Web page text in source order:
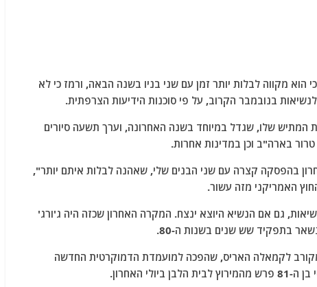
מקווה לבלות יותר זמן עם שני בניו בשנה הבאה, ורמז כי לא
בנובמבר הקרוב, על פי סוכנות הידיעות הצרפתית.
הנסיעות המתיש שלו, שגדל במיוחד בשנה האחרונה, וערך תשעה סיורים
בארה"ב וכן במדינות אחרות.
בהפסקה קצרה עם שני הבנים שלי, שאהנה לבלות איתם יותר",
האמריקני מזה עשור.
גם אם הנשיא היוצא ינצח. המקרה האחרון שכזה היה ג'ורג'
בתפקיד שש שנים בשנות ה-80.
מקורב לקמאלה האריס, שהפכה למועמדת הדמוקרטית החדשה
האחרון.